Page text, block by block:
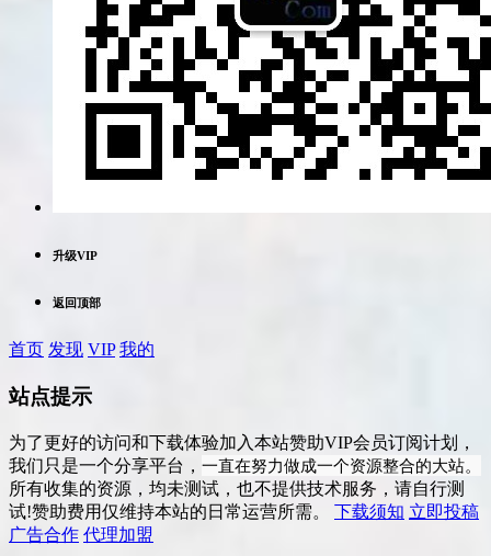
升级VIP
返回顶部
首页 发现 VIP 我的
站点提示
为了更好的访问和下载体验加入本站赞助VIP会员订阅计划，
我们只是一个分享平台， 一直在努力做成一个资源整合的大站。
所有收集的资源，均未测试，也不提供技术服务，请自行测
试!赞助费用仅维持本站的日常运营所需。 下载须知 立即投稿
广告合作 代理加盟